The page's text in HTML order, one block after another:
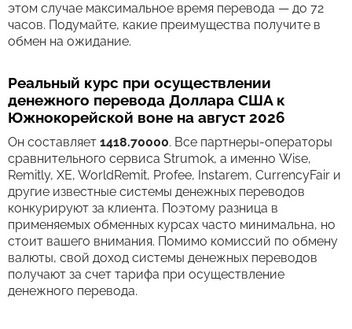
этом случае максимальное время перевода — до 72
часов. Подумайте, какие преимущества получите в
обмен на ожидание.
Реальный курс при осуществлении
денежного перевода Доллара США к
Южнокорейской воне на август 2026
Он составляет 1418.70000. Все партнеры-операторы
сравнительного сервиса Strumok, а именно Wise,
Remitly, XE, WorldRemit, Profee, Instarem, CurrencyFair и
другие известные системы денежных переводов
конкурируют за клиента. Поэтому разница в
применяемых обменных курсах часто минимальна, но
стоит вашего внимания. Помимо комиссий по обмену
валюты, свой доход системы денежных переводов
получают за счет тарифа при осуществление
денежного перевода.